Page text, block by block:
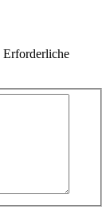
Erforderliche